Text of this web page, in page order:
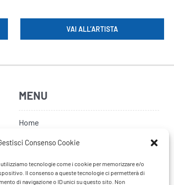
Consenso Cookie
tecnologie come i cookie per memorizzare e/o
Il consenso a queste tecnologie ci permetterà di
di navigazione o ID unici su questo sito. Non
VAI ALL’ARTISTA
MENU
Home
Artisti
News
Tour